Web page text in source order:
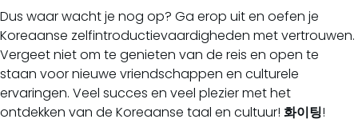
Dus waar wacht je nog op? Ga erop uit en oefen je
Koreaanse zelfintroductievaardigheden met vertrouwen.
Vergeet niet om te genieten van de reis en open te
staan voor nieuwe vriendschappen en culturele
ervaringen. Veel succes en veel plezier met het
ontdekken van de Koreaanse taal en cultuur! 화이팅!